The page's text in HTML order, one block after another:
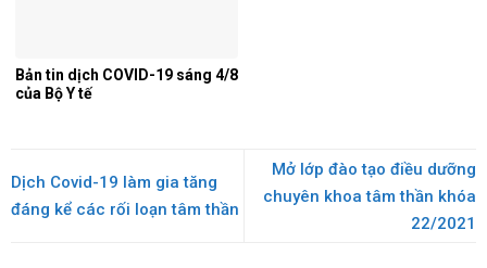
Bản tin dịch COVID-19 sáng 4/8
của Bộ Y tế
Dịch Covid-19 làm gia tăng
đáng kể các rối loạn tâm thần
Mở lớp đào tạo điều dưỡng
chuyên khoa tâm thần khóa
22/2021